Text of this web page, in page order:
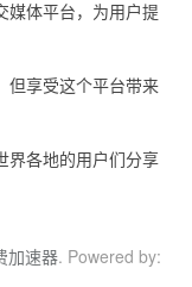
体平台，为用户提
享受这个平台带来
各地的用户们分享
加速器. Powered by: